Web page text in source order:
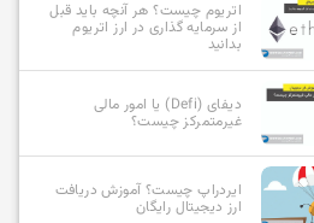
اتریوم چیست؟ هر آنچه باید قبل
از سرمایه گذاری در ارز اتریوم
بدانید
دیفای (Defi) یا امور مالی
غیرمتمرکز چیست؟
ایردراپ چیست؟ آموزش دریافت
ارز دیجیتال رایگان